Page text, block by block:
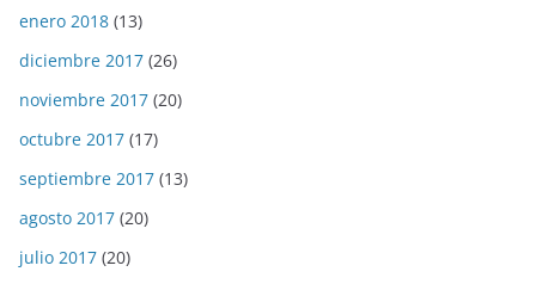
enero 2018 (13)
diciembre 2017 (26)
noviembre 2017 (20)
octubre 2017 (17)
septiembre 2017 (13)
agosto 2017 (20)
julio 2017 (20)